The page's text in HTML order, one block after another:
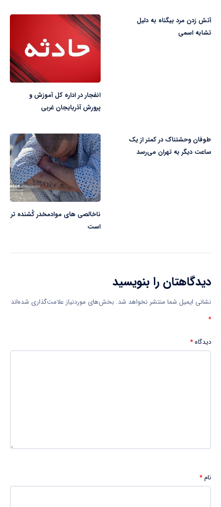
آتش زدن مرد بیگناه به دلیل
تشابه اسمی
انفجار در اداره کل آموزش و
پرورش آذربایجان غربی
طوفان وحشتناک در کمتر از یک
ساعت دیگر به تهران می‌رسد
ناخالصی های موادمخدر کُشنده تر
است
دیدگاهتان را بنویسید
نشانی ایمیل شما منتشر نخواهد شد. بخش‌های موردنیاز علامت‌گذاری شده‌اند
*
دیدگاه*
نام*